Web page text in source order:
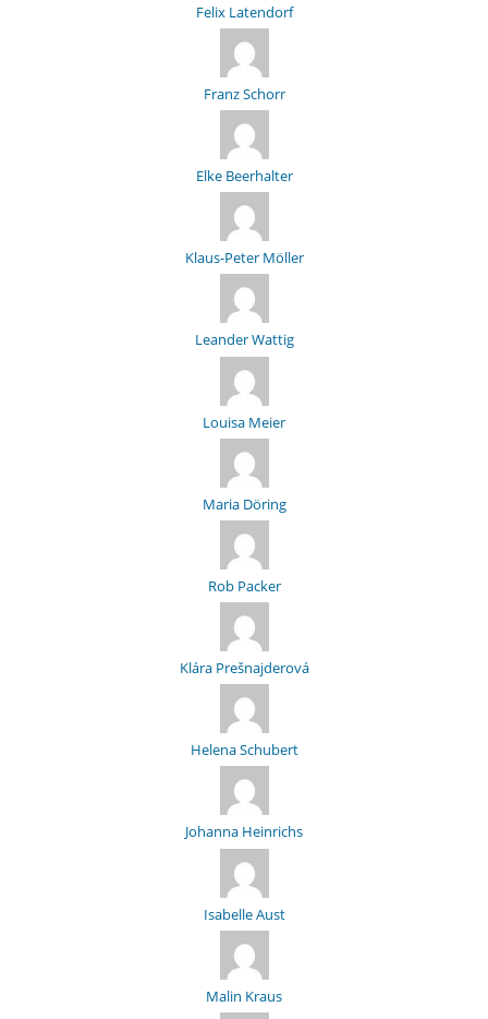
Felix Latendorf
Franz Schorr
Elke Beerhalter
Klaus-Peter Möller
Leander Wattig
Louisa Meier
Maria Döring
Rob Packer
Klára Prešnajderová
Helena Schubert
Johanna Heinrichs
Isabelle Aust
Malin Kraus